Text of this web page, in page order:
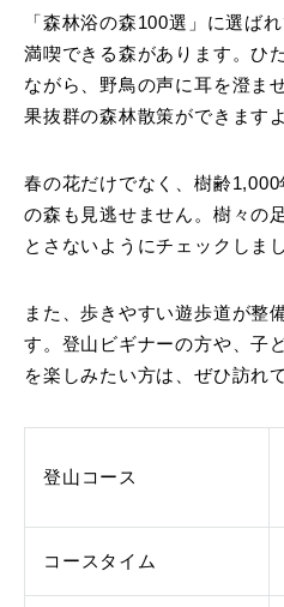
「森林浴の森100選」に選ば
満喫できる森があります。ひ
ながら、野鳥の声に耳を澄ま
果抜群の森林散策ができますよ
春の花だけでなく、樹齢
の森も見逃せません。樹々の
とさないようにチェックしま
また、歩きやすい遊歩道が整
す。登山ビギナーの方や、子
を楽しみたい方は、ぜひ訪れ
登山コース
コースタイム